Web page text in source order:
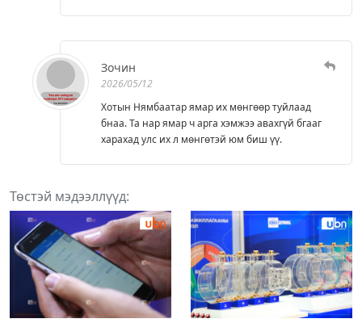
Зочин
2026/05/12
Хотын Нямбаатар ямар их мөнгөөр туйлаад
бнаа. Та нар ямар ч арга хэмжээ авахгүй бгааг
харахад улс их л мөнгөтэй юм биш үү.
Төстэй мэдээллүүд: